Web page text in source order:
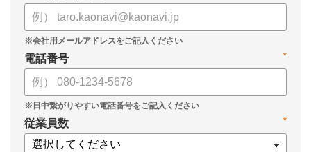
*
電話番号
*
従業員数